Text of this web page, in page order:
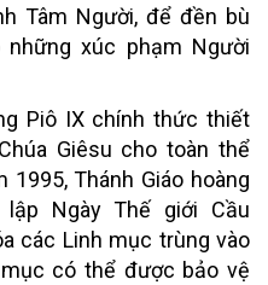
Tâm Người, để đền bù
xúc phạm Người
Piô IX chính thức thiết
Giêsu cho toàn thể
1995, Thánh Giáo hoàng
Ngày Thế giới Cầu
các Linh mục trùng vào
có thể được bảo vệ